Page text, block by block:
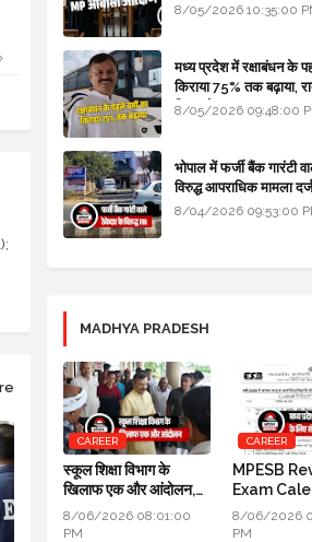
8/05/2026 10:35:00
मध्य प्रदेश में रक्षाबंधन के
किराया 75% तक बढ़ाया,
किया तो 10% एक्स्ट्रा
8/05/2026 09:48:00
भोपाल में फर्जी बैंक गारंटी
विरुद्ध आपराधिक मामला दर्ज
8/04/2026 09:53:00
MADHYA PRADESH
CAREER
स्कूल शिक्षा विभाग के
खिलाफ एक और आंदोलन,
DPI के सामने तीन दिन तक
धरना प्रदर्शन होगा
8/06/2026 08:01:00
PM
CAREER
MPESB
Exam
2026: मध्य
सरकारी
8/06/2026
PM